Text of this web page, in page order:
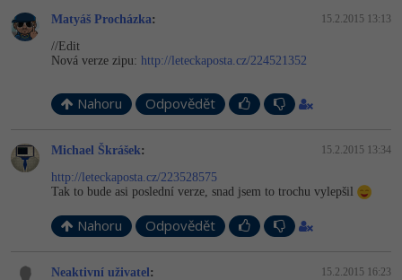
Matyáš Procházka: 15.2.2015 13:13
//Edit
Nová verze zipu: http://leteckaposta.cz/224521352
Nahoru Odpovědět
Michael Škrášek: 15.2.2015 13:34
http://leteckaposta.cz/223528575
Tak to bude asi poslední verze, snad jsem to trochu vylepšil
Nahoru Odpovědět
Neaktivní uživatel: 15.2.2015 16:23